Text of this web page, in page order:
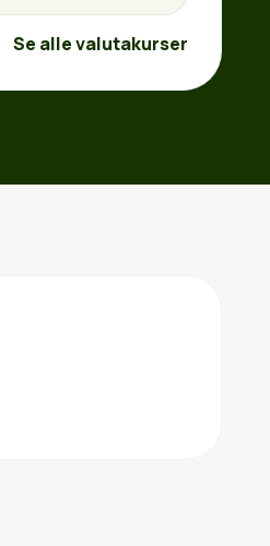
Se alle valutakurser